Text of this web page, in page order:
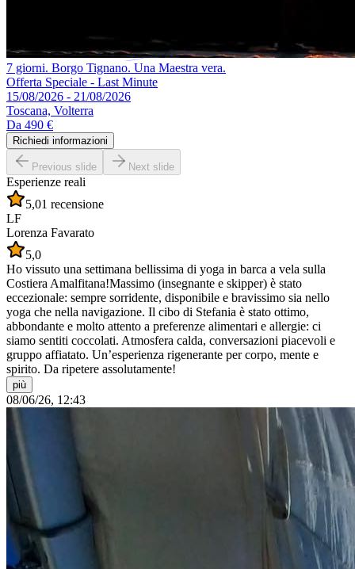
7 giorni. Borgo Tignano. Una Maestra vera.
Offerta Speciale - Last Minute
15/08/2026 - 21/08/2026
Toscana, Volterra
Da 490 €
Richiedi informazioni
Previous slide Next slide
Esperienze reali
5,01 recensione
LF
Lorenza Favarato
5,0
Ho vissuto una settimana bellissima di yoga in barca a vela sulla
Costiera Amalfitana!Massimo (insegnante e skipper) è stato
eccezionale: sempre sorridente, disponibile e bravissimo sia nello
yoga che nella navigazione. Il cibo di Stefania è stato ottimo,
abbondante e molto attento a preferenze alimentari e allergie: ci
siamo sentiti coccolati. Atmosfera calda, conversazioni piacevoli e
gruppo affiatato. Un’esperienza rigenerante per corpo, mente e
spirito. Da ripetere assolutamente!
più
08/06/26, 12:43